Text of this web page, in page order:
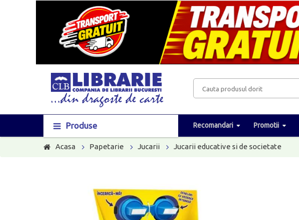
Produse Recomandari Promotii
Acasa Papetarie Jucarii Jucarii educative si de societate